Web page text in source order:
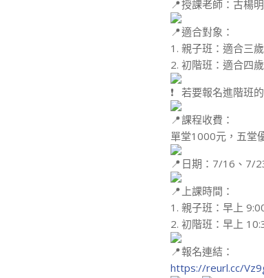
授課老師：古楊
適合對象：
1. 親子班：適合三
2. 初階班：適合四
若要報名進階班
課程收費：
單堂1000元，五堂
日期：7/16、7/
上課時間：
1. 親子班：早上
2. 初階班：早上
報名連結：
https://reurl.cc/